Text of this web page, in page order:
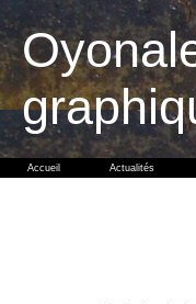
Accueil Actualités